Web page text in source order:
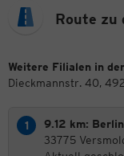
Route zu
Weitere Filialen in
Dieckmannstr. 40,
9.12 km:
33775